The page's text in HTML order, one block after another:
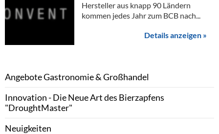
Kaffee
Verpackung
Hygieneartikel & Desinfektion
Hersteller aus knapp 90 Ländern
kommen jedes Jahr zum BCB nach...
Details anzeigen »
Angebote Gastronomie & Großhandel
Innovation - Die Neue Art des Bierzapfens
"DroughtMaster"
Neuigkeiten